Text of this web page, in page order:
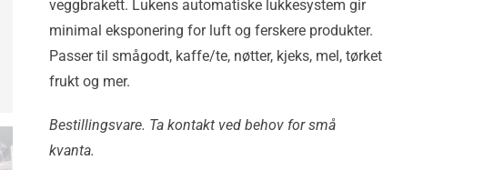
veggbrakett. Lukens automatiske lukkesystem gir
minimal eksponering for luft og ferskere produkter.
Passer til smågodt, kaffe/te, nøtter, kjeks, mel, tørket
frukt og mer.
Bestillingsvare. Ta kontakt ved behov for små
kvanta.